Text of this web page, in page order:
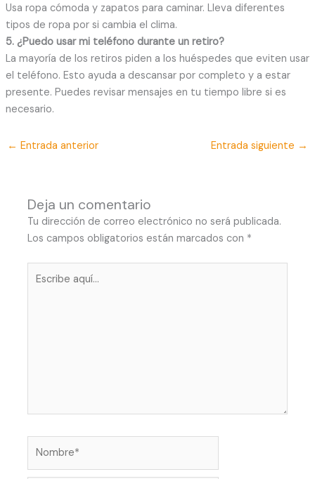
Usa ropa cómoda y zapatos para caminar. Lleva diferentes
tipos de ropa por si cambia el clima.
5. ¿Puedo usar mi teléfono durante un retiro?
La mayoría de los retiros piden a los huéspedes que eviten usar
el teléfono. Esto ayuda a descansar por completo y a estar
presente. Puedes revisar mensajes en tu tiempo libre si es
necesario.
← Entrada anterior Entrada siguiente →
Deja un comentario
Tu dirección de correo electrónico no será publicada.
Los campos obligatorios están marcados con *
aquí...